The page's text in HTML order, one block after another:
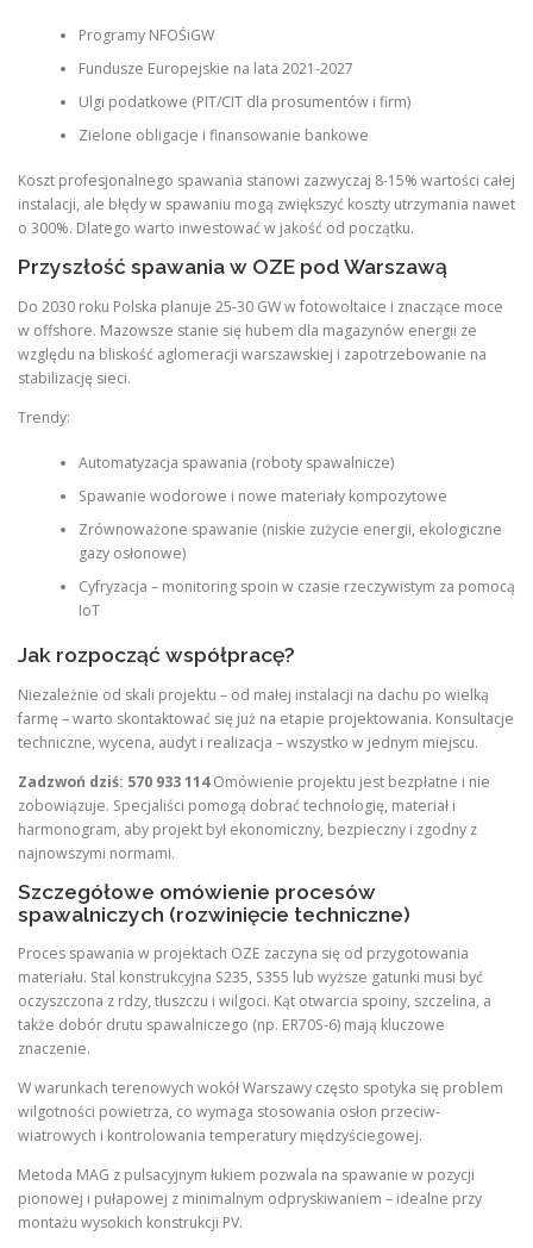
Programy NFOŚiGW
Fundusze Europejskie na lata 2021-2027
Ulgi podatkowe (PIT/CIT dla prosumentów i firm)
Zielone obligacje i finansowanie bankowe
Koszt profesjonalnego spawania stanowi zazwyczaj 8-15% wartości całej
instalacji, ale błędy w spawaniu mogą zwiększyć koszty utrzymania nawet
o 300%. Dlatego warto inwestować w jakość od początku.
Przyszłość spawania w OZE pod Warszawą
Do 2030 roku Polska planuje 25-30 GW w fotowoltaice i znaczące moce
w offshore. Mazowsze stanie się hubem dla magazynów energii ze
względu na bliskość aglomeracji warszawskiej i zapotrzebowanie na
stabilizację sieci.
Trendy:
Automatyzacja spawania (roboty spawalnicze)
Spawanie wodorowe i nowe materiały kompozytowe
Zrównoważone spawanie (niskie zużycie energii, ekologiczne
gazy osłonowe)
Cyfryzacja – monitoring spoin w czasie rzeczywistym za pomocą
IoT
Jak rozpocząć współpracę?
Niezależnie od skali projektu – od małej instalacji na dachu po wielką
farmę – warto skontaktować się już na etapie projektowania. Konsultacje
techniczne, wycena, audyt i realizacja – wszystko w jednym miejscu.
Zadzwoń dziś: 570 933 114Omówienie projektu jest bezpłatne i nie
zobowiązuje. Specjaliści pomogą dobrać technologię, materiał i
harmonogram, aby projekt był ekonomiczny, bezpieczny i zgodny z
najnowszymi normami.
Szczegółowe omówienie procesów
spawalniczych (rozwinięcie techniczne)
Proces spawania w projektach OZE zaczyna się od przygotowania
materiału. Stal konstrukcyjna S235, S355 lub wyższe gatunki musi być
oczyszczona z rdzy, tłuszczu i wilgoci. Kąt otwarcia spoiny, szczelina, a
także dobór drutu spawalniczego (np. ER70S-6) mają kluczowe
znaczenie.
W warunkach terenowych wokół Warszawy często spotyka się problem
wilgotności powietrza, co wymaga stosowania osłon przeciw-
wiatrowych i kontrolowania temperatury międzyściegowej.
Metoda MAG z pulsacyjnym łukiem pozwala na spawanie w pozycji
pionowej i pułapowej z minimalnym odpryskiwaniem – idealne przy
montażu wysokich konstrukcji PV.